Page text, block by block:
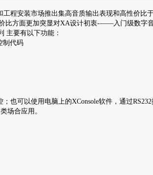
程安装市场推出集高音质输出表现和高性价比
比方面更加突显对XA设计初衷-——入门级数字
主要有以下功能：
制代码
也可以使用电脑上的XConsole软件，通过
场合应用。